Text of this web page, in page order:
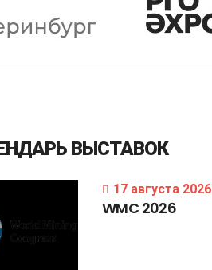
ВЫСТАВОК
17 августа 2026
WMC 2026